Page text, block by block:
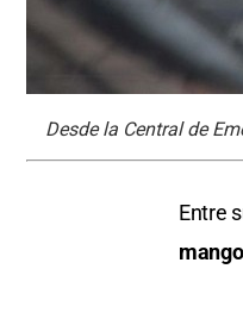
Desde la Central de
Entre